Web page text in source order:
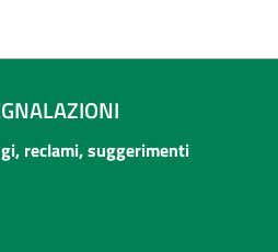
reclami, suggerimenti